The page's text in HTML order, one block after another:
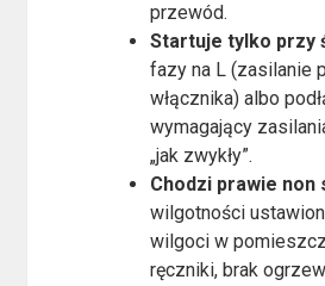
przewód.
Startuje tylko przy
fazy na L (zasilanie
włącznika) albo
wymagający
„jak zwykły”.
Chodzi prawie non
wilgotności
wilgoci w
ręczniki, brak